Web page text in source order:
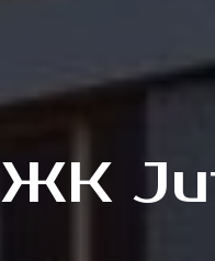
ЖК